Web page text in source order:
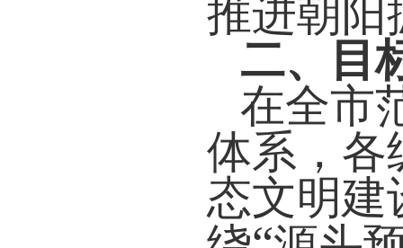
推进朝阳
二、目
在全市
体系，各
态文明建